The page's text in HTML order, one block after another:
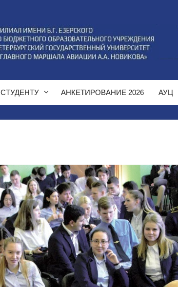
СТУДЕНТУ АНКЕТИРОВАНИЕ 2026 АУЦ